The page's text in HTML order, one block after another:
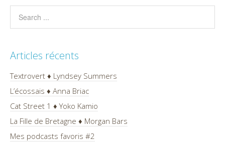
Articles récents
Textrovert ♦ Lyndsey Summers
L’écossais ♦ Anna Briac
Cat Street 1 ♦ Yoko Kamio
La Fille de Bretagne ♦ Morgan Bars
Mes podcasts favoris #2